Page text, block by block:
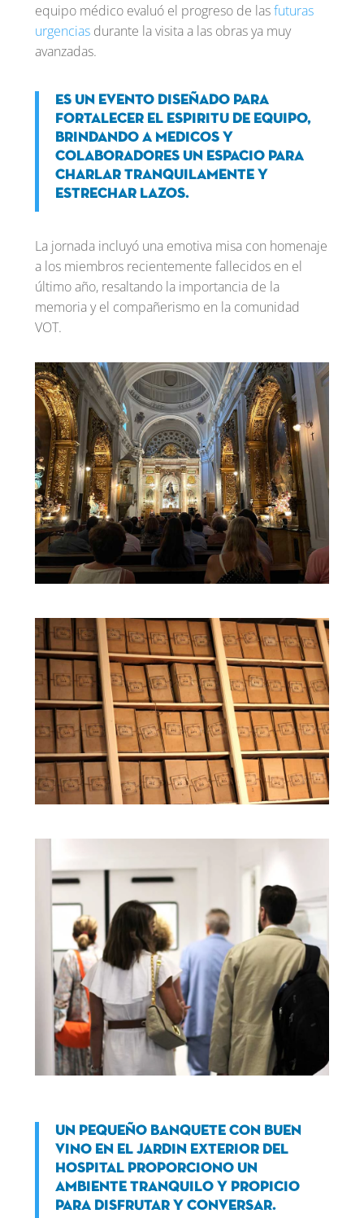
equipo médico evaluó el progreso de lasfuturas
urgenciasdurante la visita a las obras ya muy
avanzadas.
Es un evento diseñado para
fortalecer el espiritu de equipo,
brindando a medicos y
colaboradores un espacio para
charlar tranquilamente y
estrechar lazos.
La jornada incluyó una emotiva misa con homenaje
a los miembros recientemente fallecidos en el
último año, resaltando la importancia de la
memoria y el compañerismo en la comunidad
VOT.
Un pequeño banquete con buen
vino en el jardin exterior del
Hospital proporciono un
ambiente tranquilo y propicio
para disfrutar y conversar.